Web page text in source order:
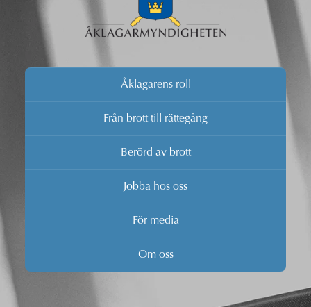
Åklagarens roll
Från brott till rättegång
Berörd av brott
Jobba hos oss
För media
Om oss